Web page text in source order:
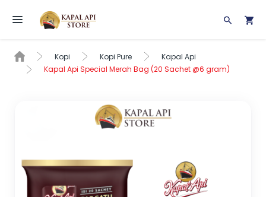
Toggle navigation
Kopi Kopi Pure
Kapal Api
Kapal Api Special Merah Bag (20 Sachet @6 gram)